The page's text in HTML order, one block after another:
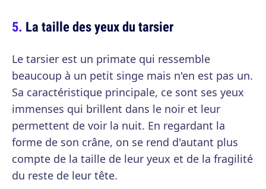
La taille des yeux du tarsier
Le tarsier est un primate qui ressemble
beaucoup à un petit singe mais n'en est pas un.
Sa caractéristique principale, ce sont ses yeux
immenses qui brillent dans le noir et leur
permettent de voir la nuit. En regardant la
forme de son crâne, on se rend d'autant plus
compte de la taille de leur yeux et de la fragilité
du reste de leur tête.